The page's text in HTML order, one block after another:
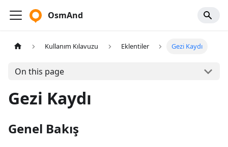
OsmAnd
Kullanım Kılavuzu Eklentiler Gezi Kaydı
On this page
Gezi Kaydı
Genel Bakış